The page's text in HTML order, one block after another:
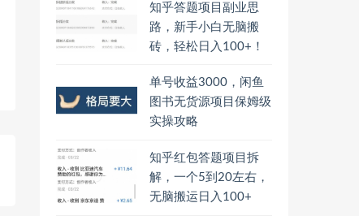
知乎答题项目副业思
路，新手小白无脑搬
砖，轻松日入100+！
单号收益3000，闲鱼
图书无货源项目保姆级
实操攻略
知乎红包答题项目拆
解，一个5到20左右，
无脑搬运日入100+